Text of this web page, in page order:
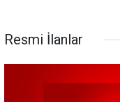
Resmi İlanlar